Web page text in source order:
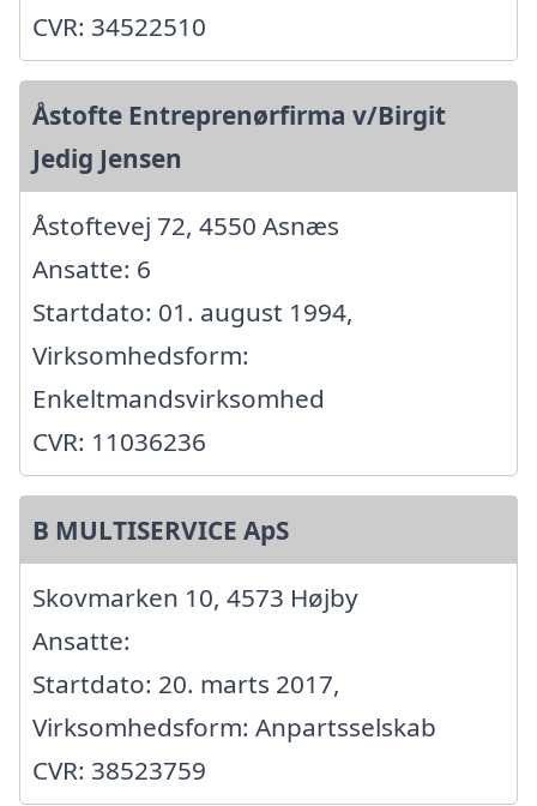
CVR: 34522510
Åstofte Entreprenørfirma v/Birgit
Jedig Jensen
Åstoftevej 72, 4550 Asnæs
Ansatte: 6
Startdato: 01. august 1994,
Virksomhedsform:
Enkeltmandsvirksomhed
CVR: 11036236
B MULTISERVICE ApS
Skovmarken 10, 4573 Højby
Ansatte:
Startdato: 20. marts 2017,
Virksomhedsform: Anpartsselskab
CVR: 38523759